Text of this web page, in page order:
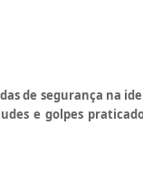
de segurança na
e golpes